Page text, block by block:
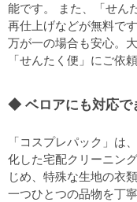
能です。 また、「せん
再仕上げなどが無料で
万が一の場合も安心。
「せんたく便」にご依
ベロアにも対応で
「コスプレパック」は
化した宅配クリーニン
じめ、特殊な生地の衣
一つひとつの品物を丁